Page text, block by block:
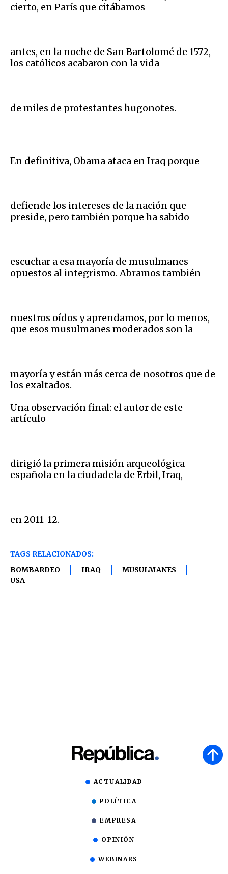
cierto, en París que citábamos
antes, en la noche de San Bartolomé de 1572,
los católicos acabaron con la vida
de miles de protestantes hugonotes.
En definitiva, Obama ataca en Iraq porque
defiende los intereses de la nación que
preside, pero también porque ha sabido
escuchar a esa mayoría de musulmanes
opuestos al integrismo. Abramos también
nuestros oídos y aprendamos, por lo menos,
que esos musulmanes moderados son la
mayoría y están más cerca de nosotros que de
los exaltados.
Una observación final: el autor de este
artículo
dirigió la primera misión arqueológica
española en la ciudadela de Erbil, Iraq,
en 2011-12.
TAGS RELACIONADOS:
BOMBARDEO
IRAQ
MUSULMANES
USA
ACTUALIDAD
POLÍTICA
EMPRESA
OPINIÓN
WEBINARS